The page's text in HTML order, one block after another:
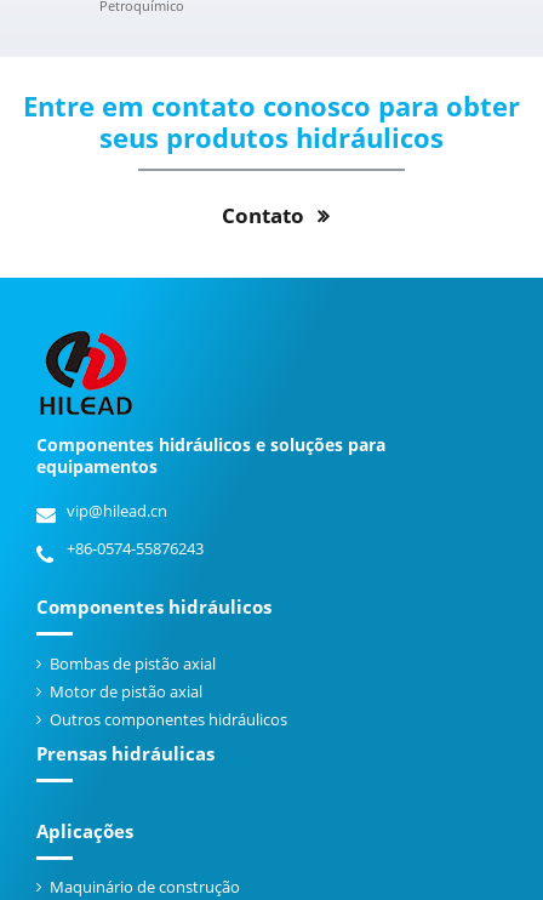
Petroquímico
Entre em contato conosco para obter
seus produtos hidráulicos
Contato
Componentes hidráulicos e soluções para
equipamentos
vip@hilead.cn
+86-0574-55876243
Componentes hidráulicos
Bombas de pistão axial
Motor de pistão axial
Outros componentes hidráulicos
Prensas hidráulicas
Aplicações
Maquinário de construção